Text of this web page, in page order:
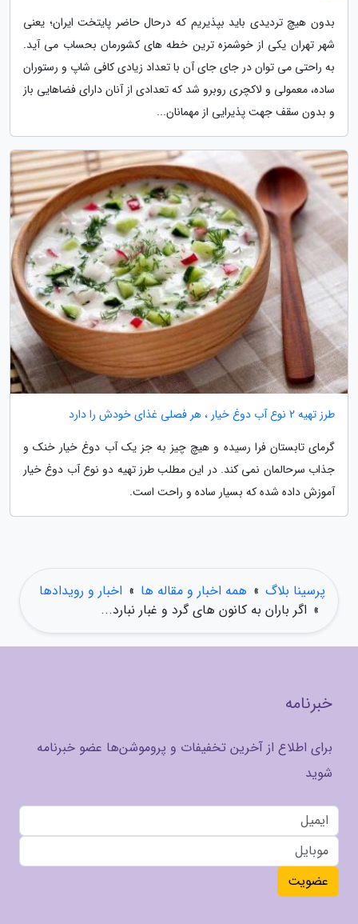
بدون هیچ تردیدی باید بپذیریم که درحال حاضر پایتخت ایران؛ یعنی
شهر تهران یکی از خوشمزه ترین خطه های کشورمان بحساب می آید.
به راحتی می توان در جای جای آن با تعداد زیادی کافی شاپ و رستوران
ساده، معمولی و لاکچری روبرو شد که تعدادی از آنان دارای فضاهایی باز
و بدون سقف جهت پذیرایی از مهمانان...
طرز تهیه 2 نوع آب دوغ خیار ، هر فصلی غذای خودش را دارد
گرمای تابستان فرا رسیده و هیچ چیز به جز یک آب دوغ خیار خنک و
جذاب سرحالمان نمی کند. در این مطلب طرز تهیه دو نوع آب دوغ خیار
آموزش داده شده که بسیار ساده و راحت است.
پرسینا بلاگ » همه اخبار و مقاله ها » اخبار و رویدادها
» اگر باران به کانون های گرد و غبار نبارد...
خبرنامه
برای اطلاع از آخرین تخفیفات و پروموشن‌ها عضو خبرنامه
شوید
عضویت